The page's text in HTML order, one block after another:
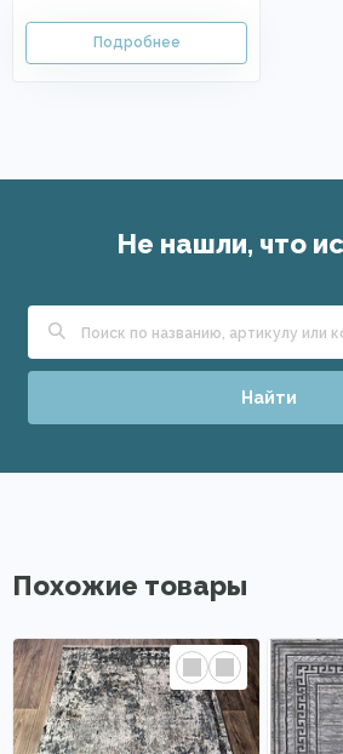
Не нашли, что
Найти
Похожие товары